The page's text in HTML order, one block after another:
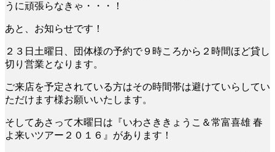
うに頑張らなきゃ・・・！
あと、お知らせです！
２３日土曜日、団体様の予約で９時ころから２時間ほど貸し
切り営業となります。
ご来店を予定されている方はその時間帯は避けていらしてい
ただけます様お願いいたします。
そしてあさって木曜日は『いわさききょうこ＆常富喜雄 春
よ来いツアー２０１６』があります！